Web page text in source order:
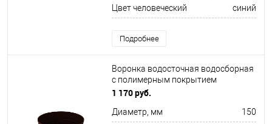
Цвет человеческий синий
Подробнее
Воронка водосточная водосборная
с полимерным покрытием
Металлпрофиль ф150х350мм RAL
1 170 руб.
Диаметр, мм 150